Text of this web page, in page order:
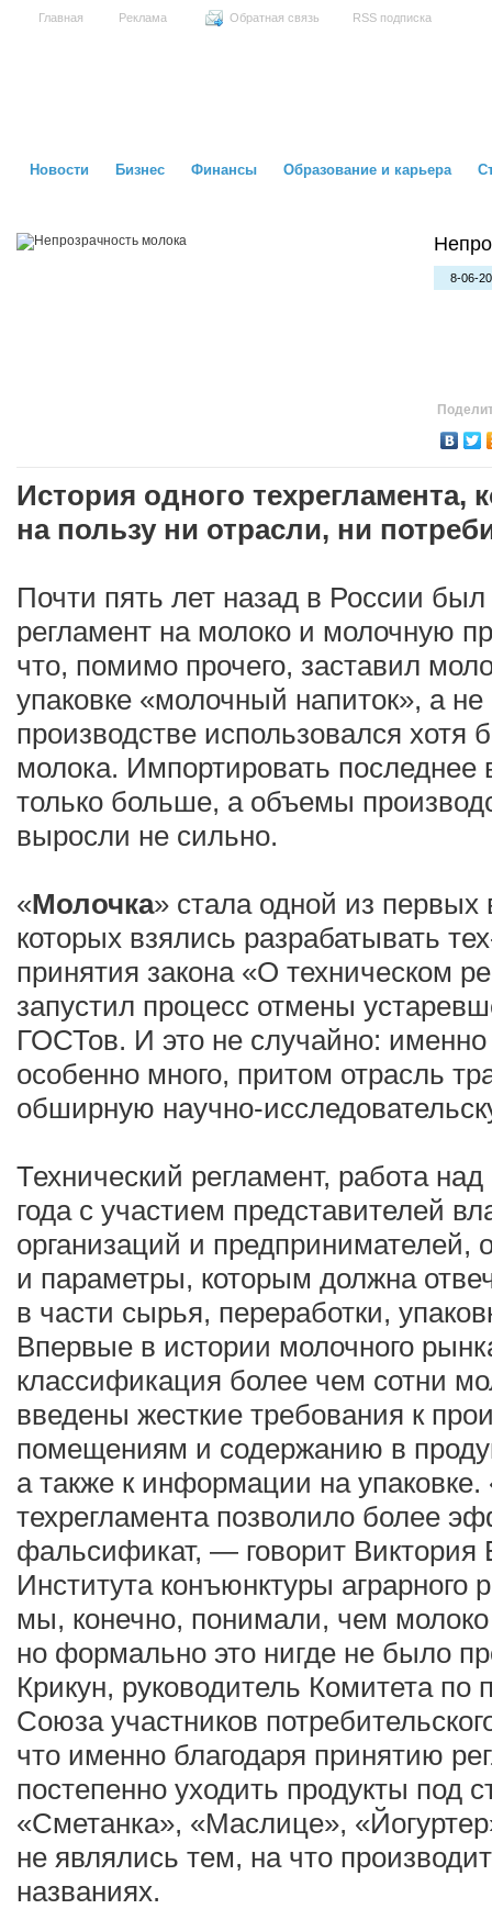
Главная Реклама Обратная связь RSS подписка
Новости Бизнес Финансы Образование и карьера
8-06-
История одного техрегламента,
на пользу ни отрасли, ни
Почти пять лет назад в России был
регламент на молоко и молочную
что, помимо прочего, заставил
упаковке «молочный напиток», а
производстве использовался хотя
молока. Импортировать последнее
только больше, а объемы
выросли не сильно.
«Молочка» стала одной из
которых взялись разрабатывать
принятия закона «О техническом
запустил процесс отмены
ГОСТов. И это не случайно:
особенно много, притом отрасль
обширную научно-
Технический регламент, работа
года с участием представителей
организаций и предпринимателей,
и параметры, которым должна
в части сырья, переработки,
Впервые в истории молочного
классификация более чем сотни
введены жесткие требования к
помещениям и содержанию в
а также к информации на
техрегламента позволило более
фальсификат, — говорит Виктория
Института конъюнктуры
мы, конечно, понимали, чем
но формально это нигде не было
Крикун, руководитель Комитета по
Союза участников
что именно благодаря принятию
постепенно уходить продукты под
«Сметанка», «Маслице»,
не являлись тем, на что
названиях.